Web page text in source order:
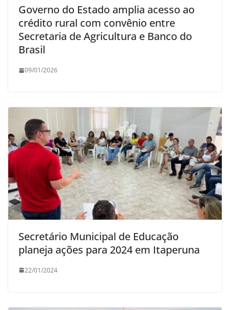
Governo do Estado amplia acesso ao
crédito rural com convênio entre
Secretaria de Agricultura e Banco do
Brasil
09/01/2026
Secretário Municipal de Educação
planeja ações para 2024 em Itaperuna
22/01/2024